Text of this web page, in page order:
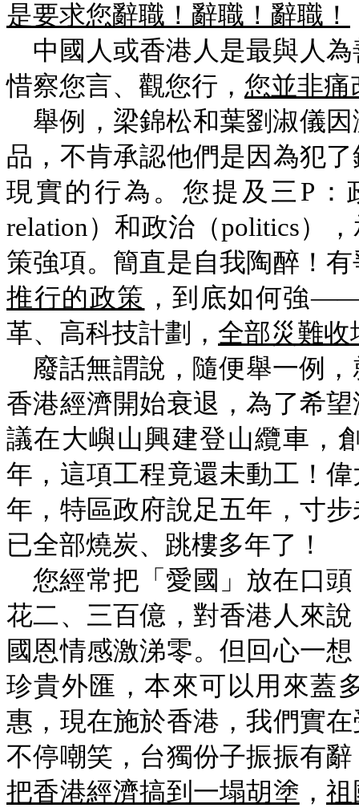
是要求您辭職！辭職！辭職！
中國人或香港人是最與人
惜察您言、觀您行， 您並非痛
舉例，梁錦松和葉劉淑儀
品，不肯承認他們是因為犯
現實的行為。您提及三P：
relation）和政治（politics）
策強項。簡直是自我陶醉！
推行的政策 ，到底如何強
革、高科技計劃， 全部災難收
廢話無謂說，隨便舉一例
香港經濟開始衰退，為了希
議在大嶼山興建登山纜車，
年，這項工程竟還未動工！
年，特區政府說足五年，寸
已全部燒炭、跳樓多年了！
您經常把「愛國」放在口
花二、三百億，對香港人來
國恩情感激涕零。但回心一
珍貴外匯，本來可以用來蓋
惠，現在施於香港，我們實
不停嘲笑，台獨份子振振有
把香港經濟搞到一塌胡塗 ， 祖